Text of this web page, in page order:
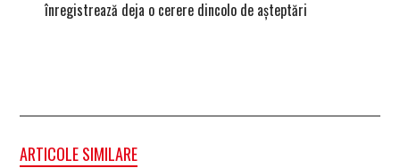
înregistrează deja o cerere dincolo de așteptări
ARTICOLE SIMILARE